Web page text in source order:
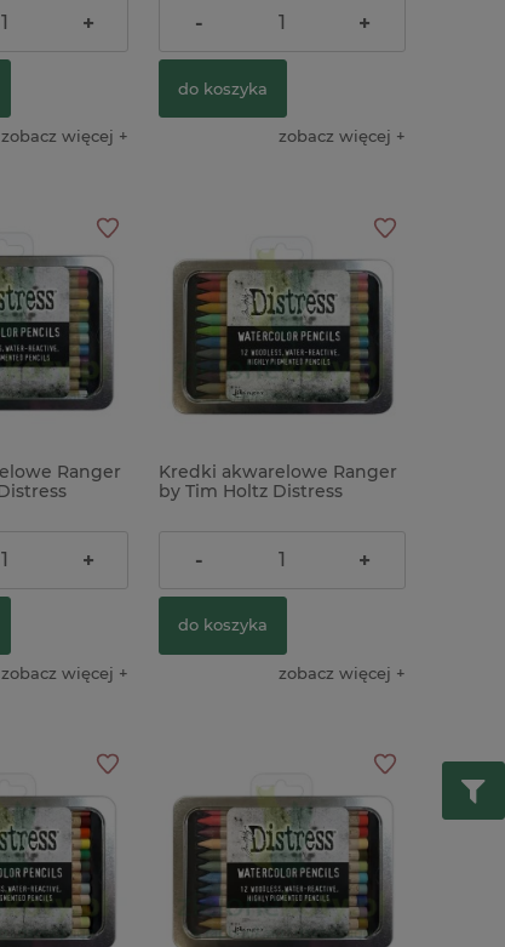
+
zobacz więcej
48,00 zł
- +
do koszyka
zobacz więcej
Ranger
+
zobacz więcej
Kredki akwarelowe Ranger
by Tim Holtz Distress
109,00 zł
- +
do koszyka
zobacz więcej